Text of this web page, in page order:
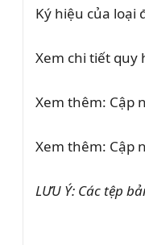
Ký hiệu của loại
Xem chi tiết quy
Xem thêm: Cập
Xem thêm: Cập
LƯU Ý: Các tệp